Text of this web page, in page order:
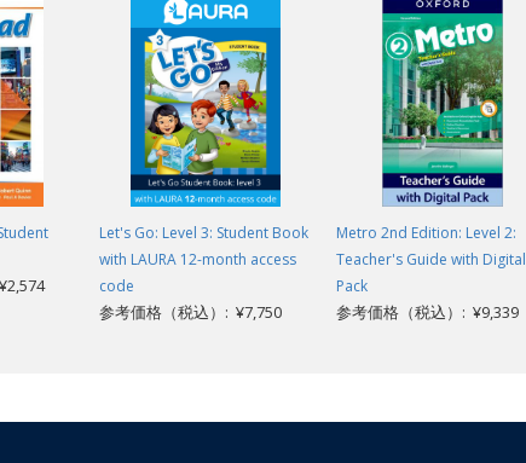
Let's Go: Level 3: Student Book
with LAURA 12-month access
code
参考価格（税込）: ¥7,750
Metro 2nd Edition: Level 2:
Teacher's Guide with Digital
Pack
参考価格（税込）: ¥9,339